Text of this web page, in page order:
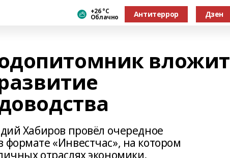
+26 °С
Облачно Антитеррор Дзен
вложит
Хабиров провёл очередное
«Инвестчас», на котором
отраслях экономики.